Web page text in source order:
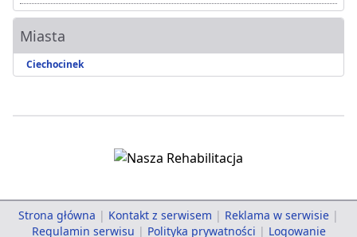
Miasta
Ciechocinek
Strona główna | Kontakt z serwisem | Reklama w serwisie |
Regulamin serwisu | Polityka prywatności | Logowanie